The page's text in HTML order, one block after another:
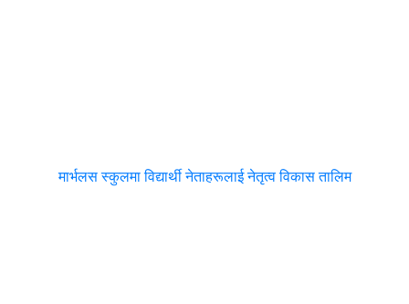
मार्भलस स्कुलमा विद्यार्थी नेताहरूलाई नेतृत्व विकास तालिम